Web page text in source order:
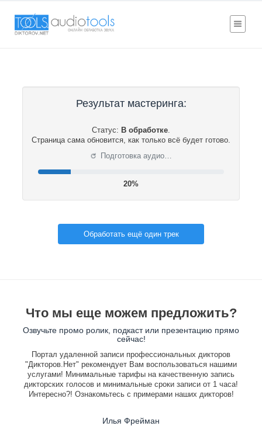
Результат мастеринга:
Статус: В обработке.
Страница сама обновится, как только всё будет готово.
⟳ Подготовка аудио…
21%
Обработать ещё один трек
Что мы еще можем предложить?
Озвучьте промо ролик, подкаст или презентацию прямо
сейчас!
Портал удаленной записи профессиональных дикторов
"Дикторов.Нет" рекомендует Вам воспользоваться нашими
услугами! Минимальные тарифы на качественную запись
дикторских голосов и минимальные сроки записи от 1 часа!
Интересно?! Ознакомьтесь с примерами наших дикторов!
Илья Фрейман